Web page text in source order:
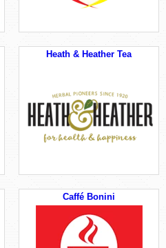
Heath & Heather Tea
Caffé Bonini